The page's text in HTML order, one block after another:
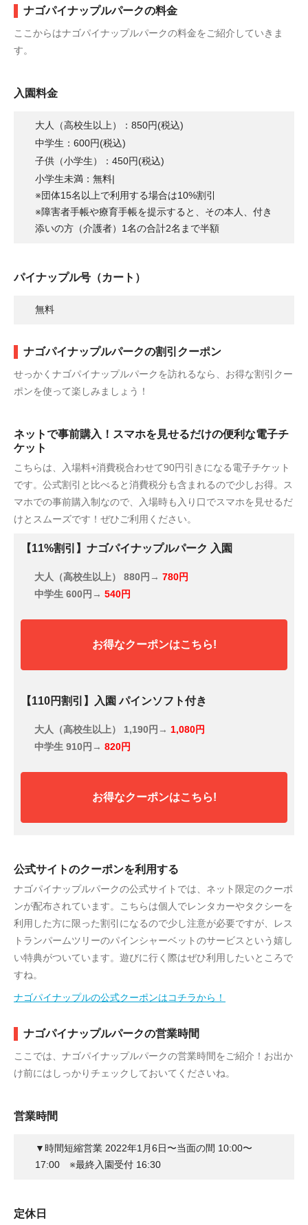
ナゴパイナップルパークの料金
ここからはナゴパイナップルパークの料金をご紹介していきま
す。
入園料金
大人（高校生以上）：850円(税込)
中学生：600円(税込)
子供（小学生）：450円(税込)
小学生未満：無料|
※団体15名以上で利用する場合は10%割引
※障害者手帳や療育手帳を提示すると、その本人、付き
添いの方（介護者）1名の合計2名まで半額
パイナップル号（カート）
無料
ナゴパイナップルパークの割引クーポン
せっかくナゴパイナップルパークを訪れるなら、お得な割引クー
ポンを使って楽しみましょう！
ネットで事前購入！スマホを見せるだけの便利な電子チ
ケット
こちらは、入場料+消費税合わせて90円引きになる電子チケット
です。公式割引と比べると消費税分も含まれるので少しお得。ス
マホでの事前購入制なので、入場時も入り口でスマホを見せるだ
けとスムーズです！ぜひご利用ください。
【11%割引】ナゴパイナップルパーク 入園
大人（高校生以上） 880円→ 780円
中学生 600円→ 540円
お得なクーポンはこちら!
【110円割引】入園 パインソフト付き
大人（高校生以上） 1,190円→ 1,080円
中学生 910円→ 820円
お得なクーポンはこちら!
公式サイトのクーポンを利用する
ナゴパイナップルパークの公式サイトでは、ネット限定のクーポ
ンが配布されています。こちらは個人でレンタカーやタクシーを
利用した方に限った割引になるので少し注意が必要ですが、レス
トランパームツリーのパインシャーベットのサービスという嬉し
い特典がついています。遊びに行く際はぜひ利用したいところで
すね。
ナゴパイナップルの公式クーポンはコチラから！
ナゴパイナップルパークの営業時間
ここでは、ナゴパイナップルパークの営業時間をご紹介！お出か
け前にはしっかりチェックしておいてくださいね。
営業時間
▼時間短縮営業 2022年1月6日〜当面の間 10:00〜
17:00 ※最終入園受付 16:30
定休日